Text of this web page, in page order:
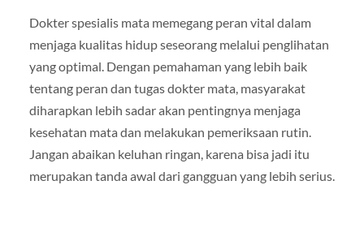
Dokter spesialis mata memegang peran vital dalam
menjaga kualitas hidup seseorang melalui penglihatan
yang optimal. Dengan pemahaman yang lebih baik
tentang peran dan tugas dokter mata, masyarakat
diharapkan lebih sadar akan pentingnya menjaga
kesehatan mata dan melakukan pemeriksaan rutin.
Jangan abaikan keluhan ringan, karena bisa jadi itu
merupakan tanda awal dari gangguan yang lebih serius.